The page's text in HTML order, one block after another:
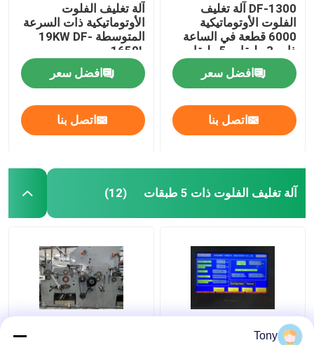
DF-1300 آلة تغليف
الفلوت الأوتوماتيكية
6000 قطعة في الساعة
ذات 3 طبقات 5 طبقات
افضل سعر
اتصل بنا
آلة تغليف الفلوت
الأوتوماتيكية ذات السرعة
المتوسطة 19KW DF-
1650L
افضل سعر
اتصل بنا
آلة تغليف الفلوت ذات 5 طبقات (12)
آلة تغليف الفلوت
Tony